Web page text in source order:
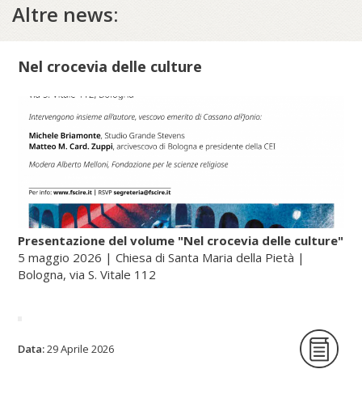
Altre news:
Nel crocevia delle culture
Presentazione del volume "Nel crocevia delle culture"
5 maggio 2026 | Chiesa di Santa Maria della Pietà |
Bologna, via S. Vitale 112
lieta di ospitare la presentazione del
Data:29 Aprile 2026